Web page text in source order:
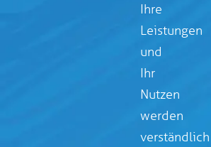
Ihre
Leistungen
und
Ihr
Nutzen
werden
verständlich